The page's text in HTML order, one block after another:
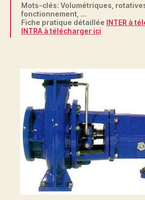
Mots-clés: Volumétriques,
fonctionnement, …
Fiche pratique détaillée INTER à
INTRA à télécharger ici